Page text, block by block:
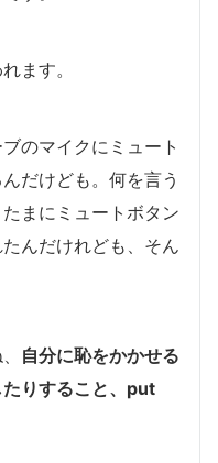
ます。
のマイクにミュート
だけども。何を言う
まにミュートボタン
んだけれども、そん
自分に恥をかかせる
りすること、put